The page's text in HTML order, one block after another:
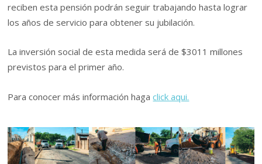
reciben esta pensión podrán seguir trabajando hasta lograr
los años de servicio para obtener su jubilación.
La inversión social de esta medida será de $3011 millones
previstos para el primer año.
Para conocer más información hagaclick aqui.